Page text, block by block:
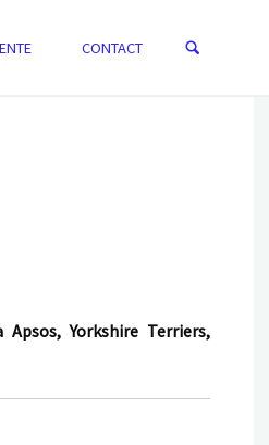
CONTACT
Apsos, Yorkshire Terriers,